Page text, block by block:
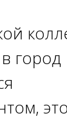
город